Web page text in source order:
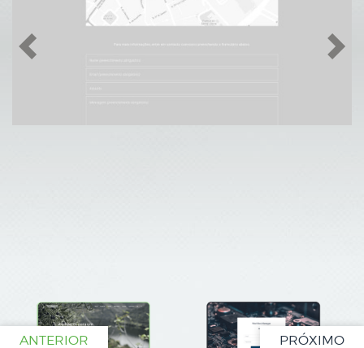
Previous
ANTERIOR PRÓXIMO